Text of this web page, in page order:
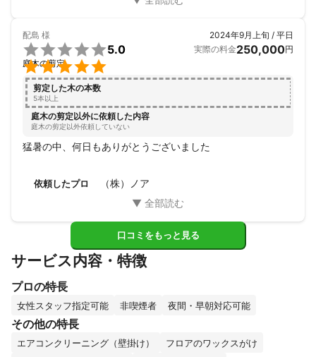
配島 様


5.0
庭木の剪定
2024年9月上旬 / 平日
実際の料金250,000円
剪定した木の本数
5本以上
庭木の剪定以外に依頼した内容
庭木の剪定以外依頼していない
猛暑の中、何日もありがとうございました
依頼したプロ （株）ノア
口コミをもっと見る
サービス内容・特徴
プロの特長
女性スタッフ指定可能 非喫煙者 夜間・早朝対応可能
その他の特長
エアコンクリーニング（壁掛け）
フロアのワックスがけ